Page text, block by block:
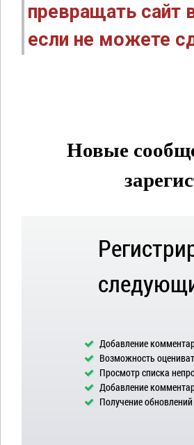
превращать сайт
если не можете
Новые
Добавление
Возможность
Просмотр списка
Добавление
Получение